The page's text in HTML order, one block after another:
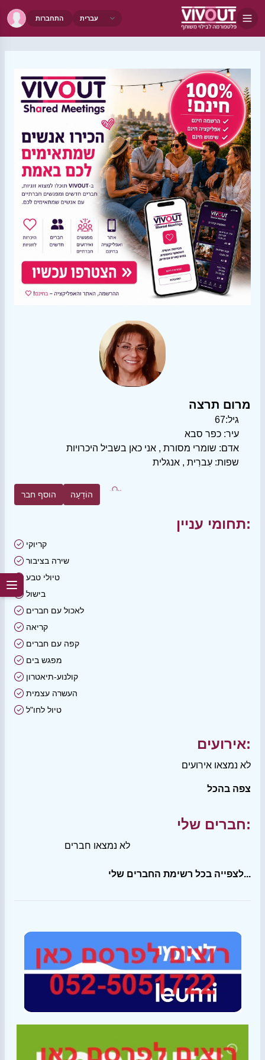
התחברות
מרום תרצה
גיל:67
עיר: כפר סבא
אדם: שומרי מסורת , אני כאן בשביל היכרויות
שפות: עִברִית , אנגלית
הוסף חבר הוֹדָעָה
תחומי עניין:
קריוקי
שירה בציבור
טיולי טבע
בישול
לאכול עם חברים
קריאה
קפה עם חברים
מפגש בים
קולנוע-תיאטרון
העשרה עצמית
טיול לחו"ל
אירועים:
לא נמצאו אירועים
צפה בהכל
חברים שלי:
לא נמצאו חברים
לצפייה בכל רשימת החברים שלי...